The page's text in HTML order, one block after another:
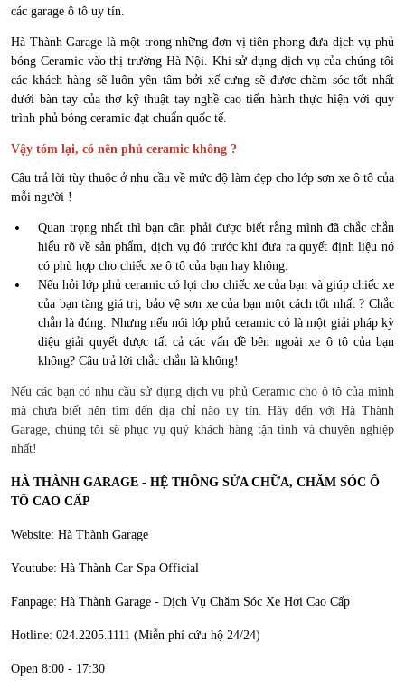
các garage ô tô uy tín.
Hà Thành Garage là một trong những đơn vị tiên phong đưa dịch vụ phủ
bóng Ceramic vào thị trường Hà Nội. Khi sử dụng dịch vụ của chúng tôi
các khách hàng sẽ luôn yên tâm bởi xế cưng sẽ được chăm sóc tốt nhất
dưới bàn tay của thợ kỹ thuật tay nghề cao tiến hành thực hiện với quy
trình phủ bóng ceramic đạt chuẩn quốc tế.
Vậy tóm lại, có nên phủ ceramic không ?
Câu trả lời tùy thuộc ở nhu cầu về mức độ làm đẹp cho lớp sơn xe ô tô của
mỗi người !
Quan trọng nhất thì bạn cần phải được biết rằng mình đã chắc chắn
hiểu rõ về sản phẩm, dịch vụ đó trước khi đưa ra quyết định liệu nó
có phù hợp cho chiếc xe ô tô của bạn hay không.
Nếu hỏi lớp phủ ceramic có lợi cho chiếc xe của bạn và giúp chiếc xe
của bạn tăng giá trị, bảo vệ sơn xe của bạn một cách tốt nhất ? Chắc
chắn là đúng. Nhưng nếu nói lớp phủ ceramic có là một giải pháp kỳ
diệu giải quyết được tất cả các vấn đề bên ngoài xe ô tô của bạn
không? Câu trả lời chắc chắn là không!
Nếu các bạn có nhu cầu sử dụng dịch vụ phủ Ceramic cho ô tô của mình
mà chưa biết nên tìm đến địa chỉ nào uy tín. Hãy đến với Hà Thành
Garage, chúng tôi sẽ phục vụ quý khách hàng tận tình và chuyên nghiệp
nhất!
HÀ THÀNH GARAGE - HỆ THỐNG SỬA CHỮA, CHĂM SÓC Ô
TÔ CAO CẤP
Website: Hà Thành Garage
Youtube: Hà Thành Car Spa Official
Fanpage: Hà Thành Garage - Dịch Vụ Chăm Sóc Xe Hơi Cao Cấp
Hotline: 024.2205.1111 (Miễn phí cứu hộ 24/24)
Open 8:00 - 17:30